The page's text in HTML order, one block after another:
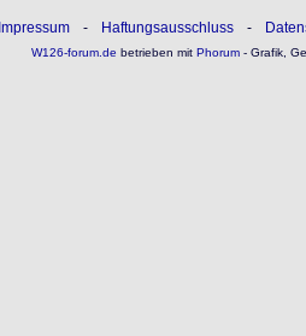
Impressum - Haftungsausschluss -
W126-forum.de betrieben mitPhorum- Grafik,